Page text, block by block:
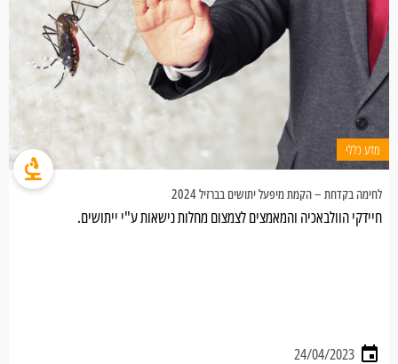
מדע כללי
לחימה בקדחת – הקמת מיפעל יתושים בברזיל 2024
חיידקי הוולבאכיה והמאמצים לצמצום מחלות נישאות ע"י ייתושים.
24/04/2023